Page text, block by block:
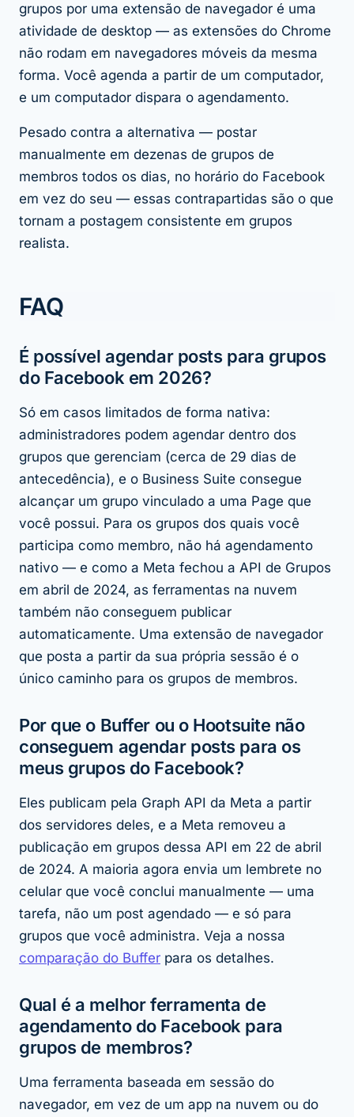
grupos por uma extensão de navegador é uma
atividade de desktop — as extensões do Chrome
não rodam em navegadores móveis da mesma
forma. Você agenda a partir de um computador,
e um computador dispara o agendamento.
Pesado contra a alternativa — postar
manualmente em dezenas de grupos de
membros todos os dias, no horário do Facebook
em vez do seu — essas contrapartidas são o que
tornam a postagem consistente em grupos
realista.
FAQ
É possível agendar posts para grupos
do Facebook em 2026?
Só em casos limitados de forma nativa:
administradores podem agendar dentro dos
grupos que gerenciam (cerca de 29 dias de
antecedência), e o Business Suite consegue
alcançar um grupo vinculado a uma Page que
você possui. Para os grupos dos quais você
participa como membro, não há agendamento
nativo — e como a Meta fechou a API de Grupos
em abril de 2024, as ferramentas na nuvem
também não conseguem publicar
automaticamente. Uma extensão de navegador
que posta a partir da sua própria sessão é o
único caminho para os grupos de membros.
Por que o Buffer ou o Hootsuite não
conseguem agendar posts para os
meus grupos do Facebook?
Eles publicam pela Graph API da Meta a partir
dos servidores deles, e a Meta removeu a
publicação em grupos dessa API em 22 de abril
de 2024. A maioria agora envia um lembrete no
celular que você conclui manualmente — uma
tarefa, não um post agendado — e só para
grupos que você administra. Veja a nossa
comparação do Buffer para os detalhes.
Qual é a melhor ferramenta de
agendamento do Facebook para
grupos de membros?
Uma ferramenta baseada em sessão do
navegador, em vez de um app na nuvem ou do